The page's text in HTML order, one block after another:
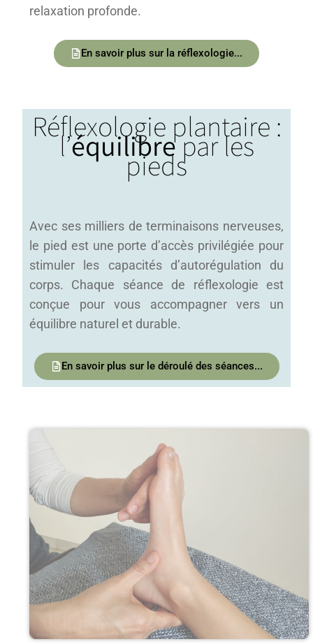
relaxation profonde.
En savoir plus sur la réflexologie...
Réflexologie plantaire :
l’équilibrepar les
pieds
Avec ses milliers de terminaisons nerveuses,
le pied est une porte d’accès privilégiée pour
stimuler les capacités d’autorégulation du
corps. Chaque séance de réflexologie est
conçue pour vous accompagner vers un
équilibre naturel et durable.
En savoir plus sur le déroulé des séances...